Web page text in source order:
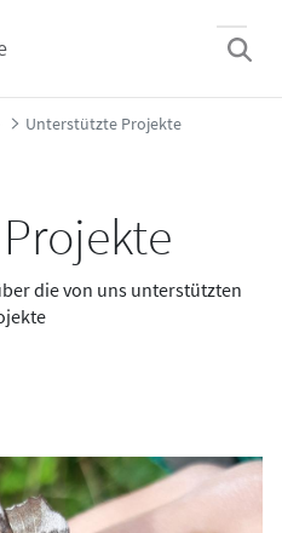
- Bargteheide
Unterstützte Projekte
die von uns unterstützten